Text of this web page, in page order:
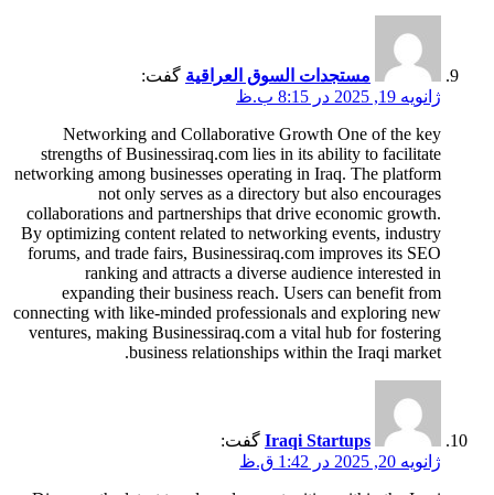
مستجدات السوق العراقية گفت:
ژانویه 19, 2025 در 8:15 ب.ظ
Networking and Collaborative Growth One of the key
strengths of Businessiraq.com lies in its ability to facilitate
networking among businesses operating in Iraq. The platform
not only serves as a directory but also encourages
collaborations and partnerships that drive economic growth.
By optimizing content related to networking events, industry
forums, and trade fairs, Businessiraq.com improves its SEO
ranking and attracts a diverse audience interested in
expanding their business reach. Users can benefit from
connecting with like-minded professionals and exploring new
ventures, making Businessiraq.com a vital hub for fostering
business relationships within the Iraqi market.
Iraqi Startups گفت:
ژانویه 20, 2025 در 1:42 ق.ظ